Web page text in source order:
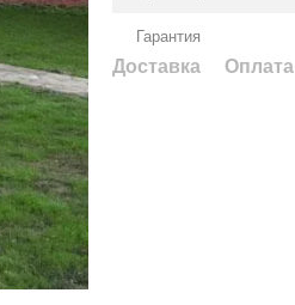
Гарантия
Доставка Оплата